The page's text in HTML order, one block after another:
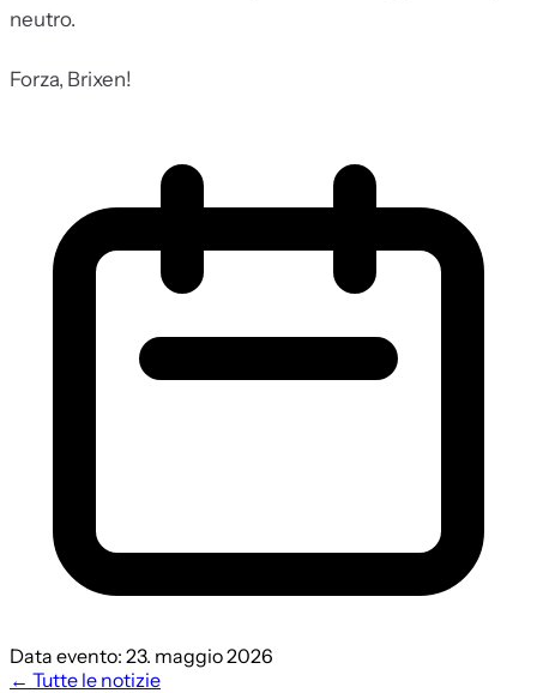
neutro.
Forza, Brixen!
Data evento: 23. maggio 2026
← Tutte le notizie